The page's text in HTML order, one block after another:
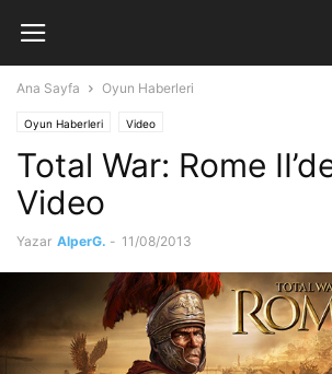
Ana Sayfa Oyun Haberleri
Oyun Haberleri Video
Total War: Rome
Video
Yazar AlperG. - 11/08/2013